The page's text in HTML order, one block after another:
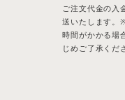
ご注文代金の入
送いたします。
時間がかかる場
じめご了承くだ